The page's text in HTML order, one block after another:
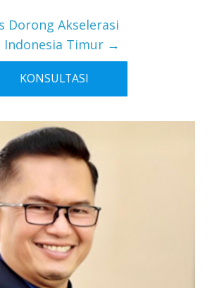
Dorong Akselerasi
Indonesia Timur →
KONSULTASI